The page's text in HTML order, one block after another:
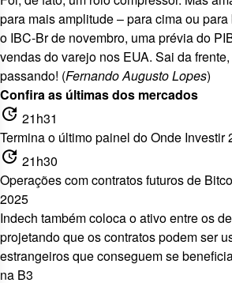
para mais amplitude – para cima ou
o IBC-Br de novembro, uma prévia do
vendas do varejo nos EUA. Sai da
passando! (Fernando Augusto Lopes)
Confira as últimas dos mercados
update 21h31
Termina o último painel do Onde Investir
update 21h30
Operações com contratos futuros de
2025
Indech também coloca o ativo entre os
projetando que os contratos podem ser
estrangeiros que conseguem se
na B3